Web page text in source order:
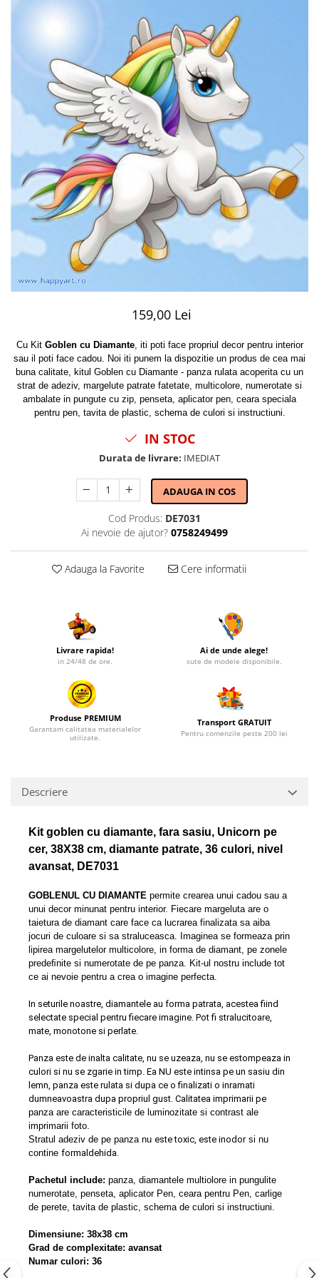
159,00 Lei
Cu Kit Goblen cu Diamante, iti poti face propriul decor pentru interior
sau il poti face cadou. Noi iti punem la dispozitie un produs de cea mai
buna calitate, kitul Goblen cu Diamante - panza rulata acoperita cu un
strat de adeziv, margelute patrate fatetate, multicolore, numerotate si
ambalate in pungute cu zip, penseta, aplicator pen, ceara speciala
pentru pen, tavita de plastic, schema de culori si instructiuni.
IN STOC
Durata de livrare: IMEDIAT
ADAUGA IN COS
Cod Produs: DE7031
Ai nevoie de ajutor? 0758249499
Adauga la Favorite Cere informatii
Livrare rapida!
in 24/48 de ore.
Ai de unde alege!
sute de modele disponibile.
Produse PREMIUM
Garantam calitatea materialelor
utilizate.
Transport GRATUIT
Pentru comenzile peste 200 lei
Descriere
Kit goblen cu diamante, fara sasiu, Unicorn pe
cer, 38X38 cm, diamante patrate, 36 culori, nivel
avansat, DE7031
GOBLENUL CU DIAMANTE permite crearea unui cadou sau a
unui decor minunat pentru interior. Fiecare margeluta are o
taietura de diamant care face ca lucrarea finalizata sa aiba
jocuri de culoare si sa straluceasca. Imaginea se formeaza prin
lipirea margelutelor multicolore, in forma de diamant, pe zonele
predeﬁnite si numerotate de pe panza. Kit-ul nostru include tot
ce ai nevoie pentru a crea o imagine perfecta.
In seturile noastre, diamantele au forma patrata, acestea fiind
selectate special pentru fiecare imagine. Pot fi stralucitoare,
mate, monotone si perlate.
Panza este de inalta calitate, nu se uzeaza, nu se estompeaza in
culori si nu se zgarie in timp. Ea NU este intinsa pe un sasiu din
lemn, panza este rulata si dupa ce o finalizati o inramati
dumneavoastra dupa propriul gust. Calitatea imprimarii pe
panza are caracteristicile de luminozitate si contrast ale
imprimarii foto.
Stratul adeziv de pe panza nu este toxic, este inodorsi nu
contine formaldehida.
Pachetul include: panza, diamantele multiolore in pungulite
numerotate, penseta, aplicator Pen, ceara pentru Pen, carlige
de perete, tavita de plastic, schema de culori si instructiuni.
Dimensiune: 38x38 cm
Grad de complexitate: avansat
Numar culori: 36